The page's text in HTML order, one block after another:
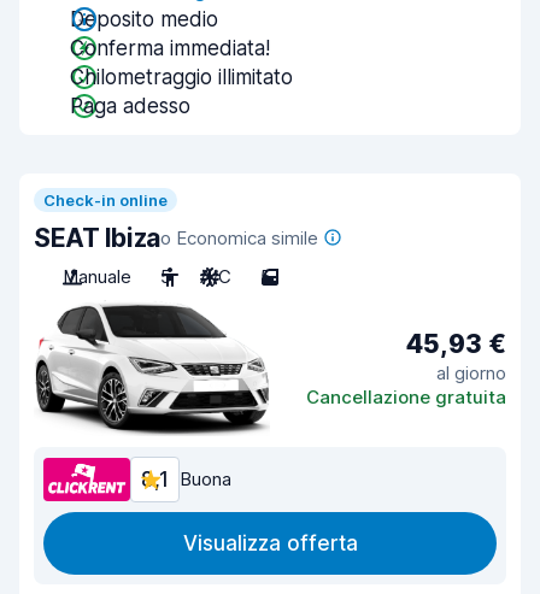
Deposito medio
Conferma immediata!
Chilometraggio illimitato
Paga adesso
Check-in online
SEAT Ibizao Economica simile
Manuale
5 A/C 5
45,93 €
al giorno
Cancellazione gratuita
8,1 Buona
Visualizza offerta